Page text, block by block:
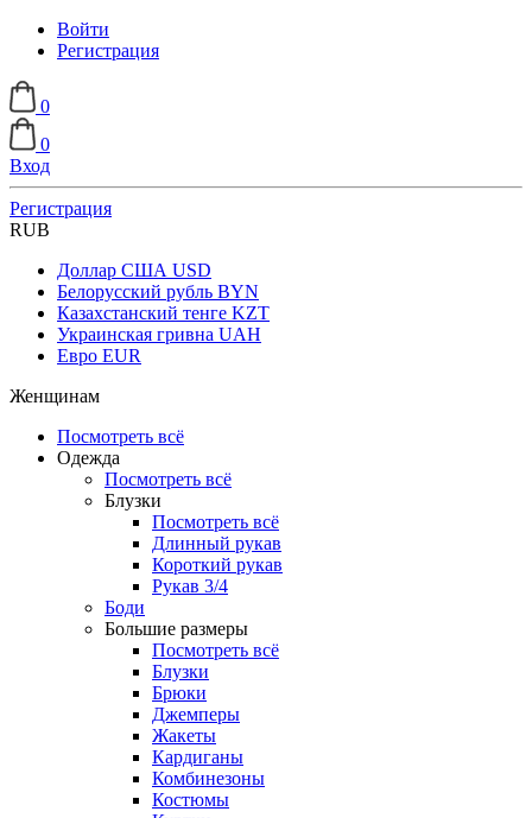
Войти
Регистрация
0
0
Вход
Регистрация
RUB
Доллар США USD
Белорусский рубль BYN
Казахстанский тенге KZT
Украинская гривна UAH
Евро EUR
Женщинам
Посмотреть всё
Одежда
Посмотреть всё
Блузки
Посмотреть всё
Длинный рукав
Короткий рукав
Рукав 3/4
Боди
Большие размеры
Посмотреть всё
Блузки
Брюки
Джемперы
Жакеты
Кардиганы
Комбинезоны
Костюмы